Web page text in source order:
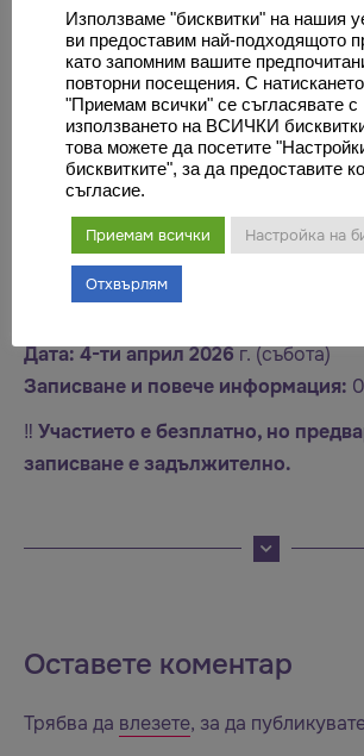
Тумори на гръбначния стълб
Сколиоза, кифоза
Хидроцефалия
Сирингомиелия и
Спина бифида
Дискова херния и спинална
Тетракорд синдром и други
неврохирургични заболявания
Дата:4-ти април 2026г. (събота)
Записване и повече информация:
‼️ Участието е безплатно, но
записване е задължително.
Оставете коментар
Трябва да влезете, за да
Използваме "бисквитки" на нашия
ви предоставим най-подходящото
като запомним вашите
повторни посещения. С
"Приемам всички" се съгласявате с
използването на ВСИЧКИ
това можете да посетите
бисквитките", за да предоставите
съгласие.
Приемам всички Настройка на
Отхвърлям